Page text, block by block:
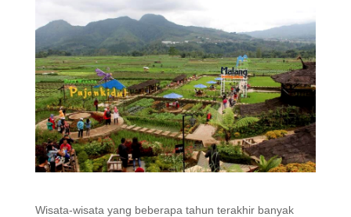
Wisata-wisata yang beberapa tahun terakhir banyak